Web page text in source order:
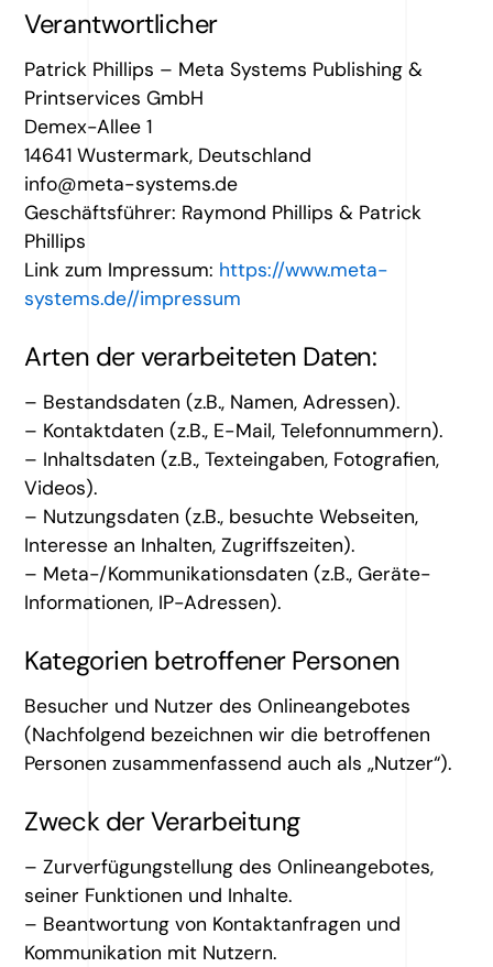
Verantwortlicher
Patrick Phillips – Meta Systems Publishing &
Printservices GmbH
Demex-Allee 1
14641 Wustermark, Deutschland
info@meta-systems.de
Geschäftsführer: Raymond Phillips & Patrick
Phillips
Link zum Impressum: https://www.meta-
systems.de//impressum
Arten der verarbeiteten Daten:
– Bestandsdaten (z.B., Namen, Adressen).
– Kontaktdaten (z.B., E-Mail, Telefonnummern).
– Inhaltsdaten (z.B., Texteingaben, Fotografien,
Videos).
– Nutzungsdaten (z.B., besuchte Webseiten,
Interesse an Inhalten, Zugriffszeiten).
– Meta-/Kommunikationsdaten (z.B., Geräte-
Informationen, IP-Adressen).
Kategorien betroffener Personen
Besucher und Nutzer des Onlineangebotes
(Nachfolgend bezeichnen wir die betroffenen
Personen zusammenfassend auch als „Nutzer“).
Zweck der Verarbeitung
– Zurverfügungstellung des Onlineangebotes,
seiner Funktionen und Inhalte.
– Beantwortung von Kontaktanfragen und
Kommunikation mit Nutzern.